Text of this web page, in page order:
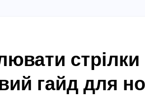
стрілки
гайд для